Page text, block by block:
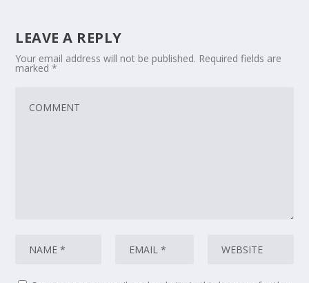
LEAVE A REPLY
Your email address will not be published. Required fields are
marked*